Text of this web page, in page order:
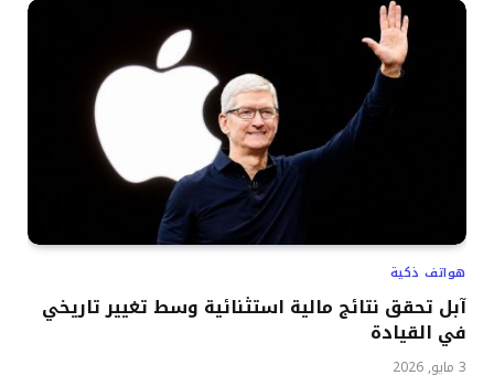
هواتف ذكية
آبل تحقق نتائج مالية استثنائية وسط تغيير تاريخي
في القيادة
3 مايو, 2026